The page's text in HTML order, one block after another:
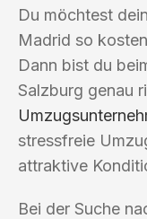
Du möchtest
Madrid so
Dann bist du
Salzburg genau
stressfreie
attraktive
Bei der Suche